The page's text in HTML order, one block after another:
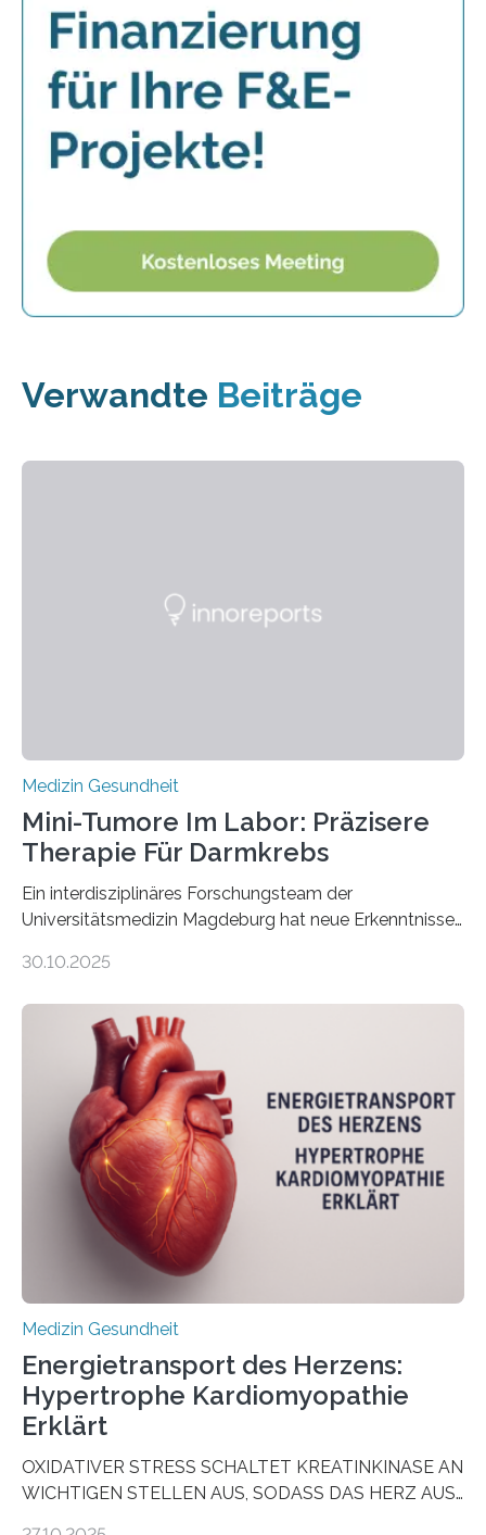
Verwandte Beiträge
Medizin Gesundheit
Mini-Tumore Im Labor: Präzisere
Therapie Für Darmkrebs
Ein interdisziplinäres Forschungsteam der
Universitätsmedizin Magdeburg hat neue Erkenntnisse
behandelt werden kann. In ihrer aktuellen Studie,
Oncology, zeigen die Forschenden, dass Mini-Tumore
aus Gewebe von Patientinnen und Patienten –
sogenannte Organoide – genutzt werden können, um
vorab zu prüfen, welche Medikamente am besten
wirken. Dabei wurde ein Eiweiß identifiziert, das künftig
als Biomarker für die Wahl der passenden Therapie
dienen könnte. Darmkrebs zählt weltweit zu den
häufigsten Krebsarten und stellt…
30.10.2025
Medizin Gesundheit
Energietransport des Herzens:
Hypertrophe Kardiomyopathie
Erklärt
OXIDATIVER STRESS SCHALTET KREATINKINASE AN
WICHTIGEN STELLEN AUS, SODASS DAS HERZ AUS